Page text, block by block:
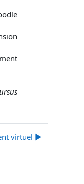
▶︎ Mise à jour du module VIA - Enseignement virtuel